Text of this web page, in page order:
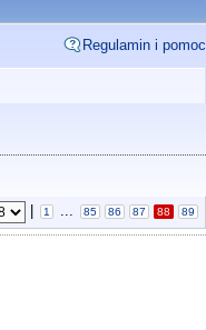
Regulamin i pomoc
1 ... 85 86 87 88 89